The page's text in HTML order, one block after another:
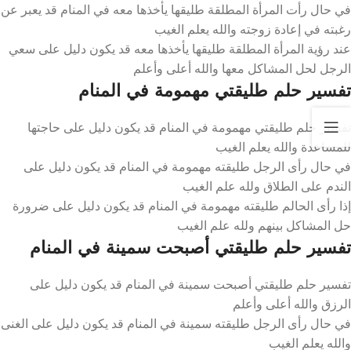
في حال رأت المرأة المطلقة طليقها يأخذها معه في المنام قد يعبر عن
رغبته في إعادة زوجته والله يعلم الغيب
عند رؤية المرأة المطلقة طليقها يأخذها معه قد يكون دليل على سعي
الرجل لحل المشاكل معها والله أعلى وأعلم
تفسير حلم طليقتي مهمومة في المنام
تفسير حلم طليقتي مهمومة في المنام قد يكون دليل على حاجتها
للمساعدة والله يعلم الغيب
في حال رأى الرجل طليقته مهمومة في المنام قد يكون دليل على
الندم على الطلاق ولله علم الغيب
إذا رأى الحالم طليقته مهمومة في المنام قد يكون دليل على ضرورة
حل المشاكل بينهم ولله علم الغيب
تفسير حلم طليقتي أصبحت سمينة في المنام
تفسير حلم طليقتي أصبحت سمينة في المنام قد يكون دليل على
الرزق والله أعلى وأعلم
في حال رأى الرجل طليقته سمينة في المنام قد يكون دليل على الغنى
والله يعلم الغيب